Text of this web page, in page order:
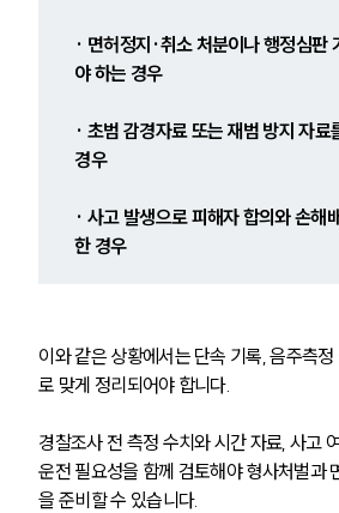
· 면허정지·취소 처분이나 행정심판
야 하는 경우
· 초범 감경자료 또는 재범 방지 자료
경우
· 사고 발생으로 피해자 합의와 손해
한 경우
이와 같은 상황에서는 단속 기록, 음주측
로 맞게 정리되어야 합니다.
경찰조사 전 측정 수치와 시간 자료, 사고
운전 필요성을 함께 검토해야 형사처벌과
을 준비할 수 있습니다.